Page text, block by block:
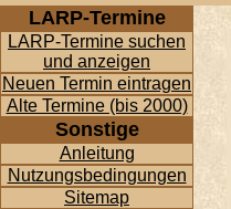
LARP-Termine
LARP-Termine suchen
und anzeigen
Neuen Termin eintragen
Alte Termine (bis 2000)
Sonstige
Anleitung
Nutzungsbedingungen
Sitemap